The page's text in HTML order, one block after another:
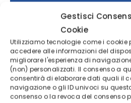
Gestisci
Cookie
Utilizziamo tecnologie come i cookie
accedere alle informazioni del
migliorare l'esperienza di
(non) personalizzati. Il consenso a
consentirà di elaborare dati quali il
navigazione o gli ID univoci su
consenso o la revoca del consenso
efficiente
Il capitale è a rischio.
SCOPRI FREEDOM24